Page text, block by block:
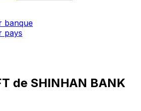
banque
pays
de SHINHAN BANK